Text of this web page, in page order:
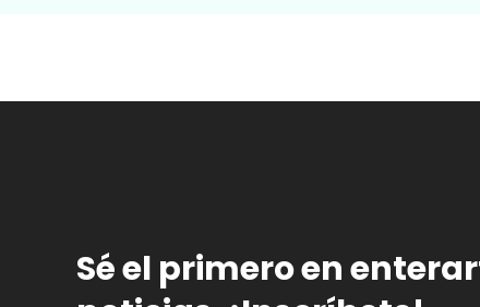
Sé el primero en